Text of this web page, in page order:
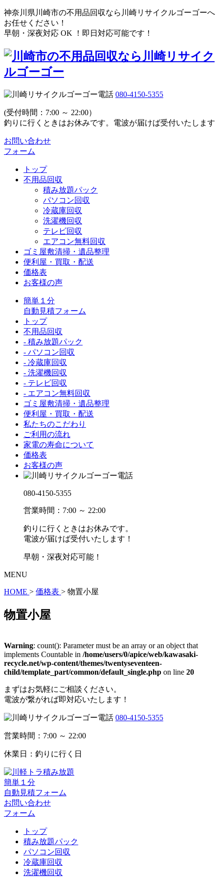
神奈川県川崎市の不用品回収なら川崎リサイクルゴーゴーへ
お任せください！
早朝・深夜対応 OK ！即日対応可能です！
080-4150-5355
(受付時間：7:00 ～ 22:00）
釣りに行くときはお休みです。電波が届けば受付いたします
お問い合わせ
フォーム
トップ
不用品回収
積み放題パック
パソコン回収
冷蔵庫回収
洗濯機回収
テレビ回収
エアコン無料回収
ゴミ屋敷清掃・遺品整理
便利屋・買取・配送
価格表
お客様の声
簡単１分
自動見積フォーム
トップ
不用品回収
- 積み放題パック
- パソコン回収
- 冷蔵庫回収
- 洗濯機回収
- テレビ回収
- エアコン無料回収
ゴミ屋敷清掃・遺品整理
便利屋・買取・配送
私たちのこだわり
ご利用の流れ
家電の寿命について
価格表
お客様の声
080-4150-5355
営業時間：7:00 ～ 22:00
釣りに行くときはお休みです。
電波が届けば受付いたします！
早朝・深夜対応可能！
MENU
HOME > 価格表 > 物置小屋
物置小屋
Warning: count(): Parameter must be an array or an object that
implements Countable in /home/users/0/apice/web/kawasaki-
recycle.net/wp-content/themes/twentyseventeen-
child/template_part/common/default_single.php on line 20
まずはお気軽にご相談ください。
電波が繋がれば即対応いたします！
080-4150-5355
営業時間：7:00 ～ 22:00
休業日：釣りに行く日
簡単１分
自動見積フォーム
お問い合わせ
フォーム
トップ
積み放題パック
パソコン回収
冷蔵庫回収
洗濯機回収